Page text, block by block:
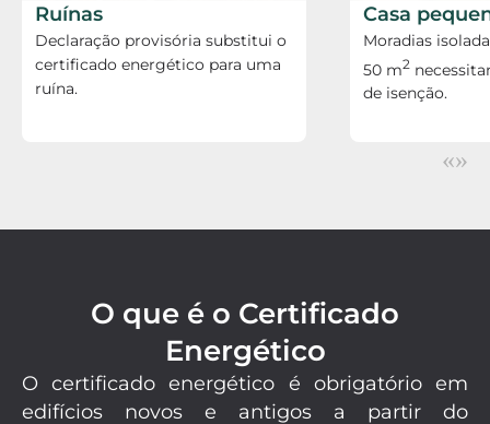
Ruínas
Declaração provisória substitui o
certificado energético para uma
ruína.
Casa
Moradias
50 m2
de isenção.
«»
O que é o Certificado
Energético
O certificado energético é obrigatório em
edifícios novos e antigos a partir do